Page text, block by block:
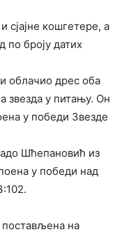
сјајне кошгетере, а
по броју датих
облачио дрес оба
звезда у питању. Он
у победи Звезде
Шћепановић из
у победи над
постављена на